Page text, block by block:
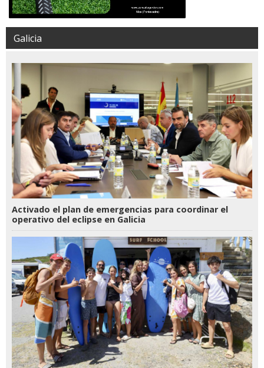
Galicia
Activado el plan de emergencias para coordinar el
operativo del eclipse en Galicia